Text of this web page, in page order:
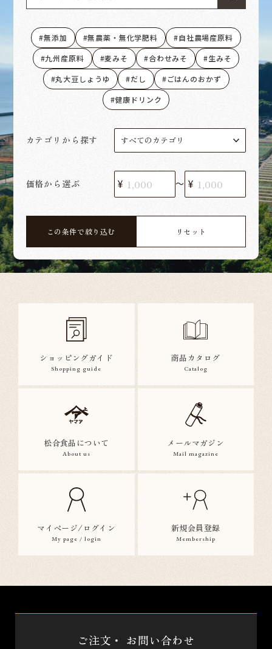
無添加 無農薬・無化学肥料
自社農場産原料
九州産原料
麦みそ 合わせみそ
生みそ
丸大豆しょうゆ
だし
ごはんのおかず
健康ドリンク
カテゴリから探す
価格から選ぶ 〜
この条件で絞り込む リセット
ショッピングガイド
Shopping guide
商品カタログ
Catalog
松合食品について
About us
メールマガジン
Mail magazine
マイページ/ログイン
My page / login
新規会員登録
Membership
ご注文・ お問い合わせ